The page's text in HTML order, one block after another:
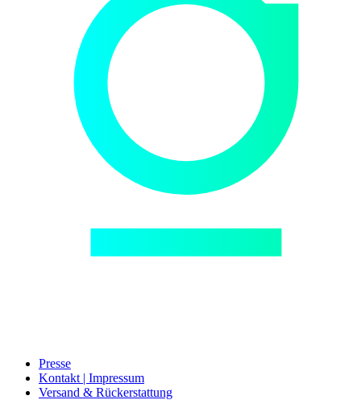
Presse
Kontakt | Impressum
Versand & Rückerstattung